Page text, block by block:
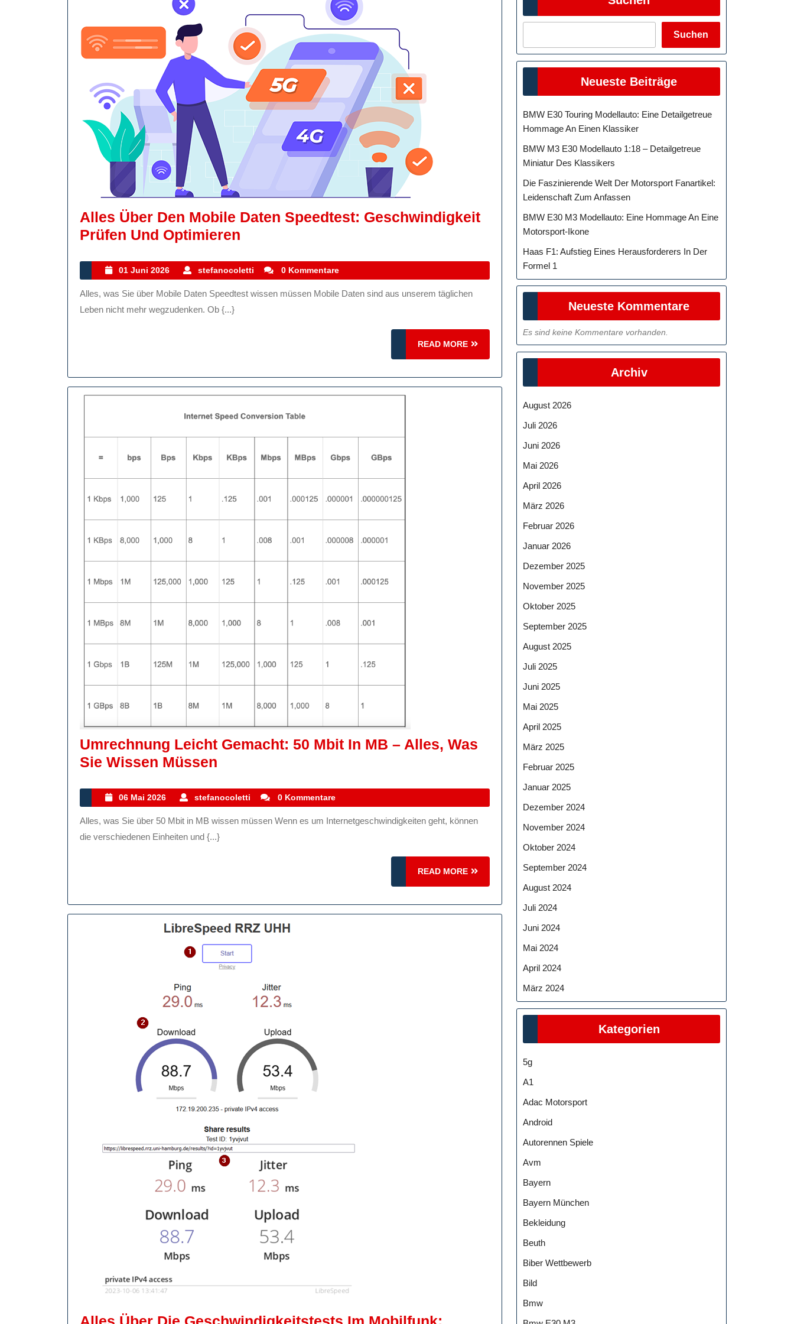
Alles Über Den Mobile Daten Speedtest: Geschwindigkeit
Prüfen Und Optimieren
Den
Mobile
Und
Optimieren
01 Juni 2026
01
Juni
2026
stefanocoletti stefanocoletti
0 Kommentare
Alles, was Sie über Mobile Daten Speedtest wissen müssen Mobile Daten sind aus unserem täglichen
Leben nicht mehr wegzudenken. Ob {...}
READ MORE
READ
MORE
Umrechnung Leicht Gemacht: 50 Mbit In MB – Alles, Was
Sie Wissen Müssen
Gemacht:
50
Mbit
Alles,
Was
Wissen
Müssen
06 Mai 2026
06
Mai
2026
stefanocoletti stefanocoletti
0 Kommentare
Alles, was Sie über 50 Mbit in MB wissen müssen Wenn es um Internetgeschwindigkeiten geht, können
die verschiedenen Einheiten und {...}
READ MORE
READ
MORE
Suchen
Neueste Beiträge
BMW E30 Touring Modellauto: Eine Detailgetreue
Hommage An Einen Klassiker
BMW M3 E30 Modellauto 1:18 – Detailgetreue
Miniatur Des Klassikers
Die Faszinierende Welt Der Motorsport Fanartikel:
Leidenschaft Zum Anfassen
BMW E30 M3 Modellauto: Eine Hommage An Eine
Motorsport-Ikone
Haas F1: Aufstieg Eines Herausforderers In Der
Formel 1
Neueste Kommentare
Es sind keine Kommentare vorhanden.
Archiv
August 2026
Juli 2026
Juni 2026
Mai 2026
April 2026
März 2026
Februar 2026
Januar 2026
Dezember 2025
November 2025
Oktober 2025
September 2025
August 2025
Juli 2025
Juni 2025
Mai 2025
April 2025
März 2025
Februar 2025
Januar 2025
Dezember 2024
November 2024
Oktober 2024
September 2024
August 2024
Juli 2024
Juni 2024
Mai 2024
April 2024
März 2024
Kategorien
5g
A1
Adac Motorsport
Android
Autorennen Spiele
Avm
Bayern
Bayern München
Bekleidung
Beuth
Biber Wettbewerb
Bild
Bmw